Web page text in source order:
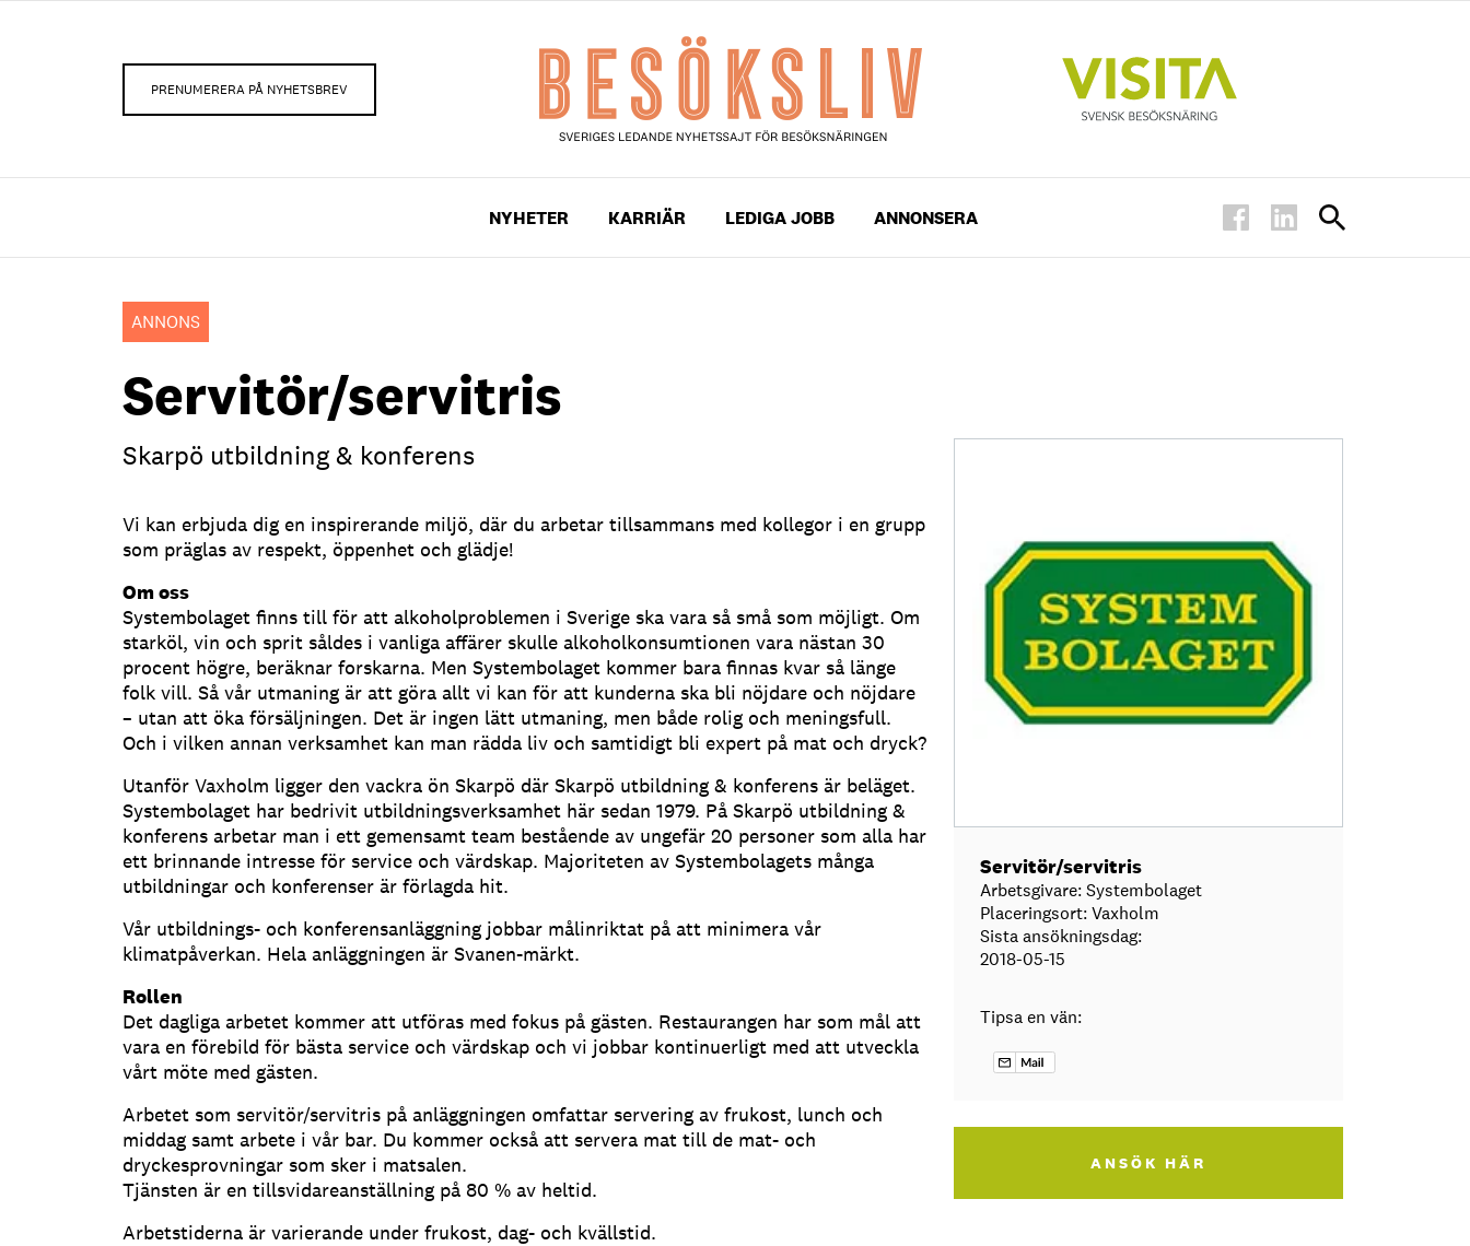
PRENUMERERA PÅ NYHETSBREV
NYHETER KARRIÄR LEDIGA JOBB ANNONSERA
ANNONS
Servitör/servitris
Skarpö utbildning & konferens
Vi kan erbjuda dig en inspirerande miljö, där du arbetar tillsammans med kollegor i en grupp
som präglas av respekt, öppenhet och glädje!
Om oss
Systembolaget finns till för att alkoholproblemen i Sverige ska vara så små som möjligt. Om
starköl, vin och sprit såldes i vanliga affärer skulle alkoholkonsumtionen vara nästan 30
procent högre, beräknar forskarna. Men Systembolaget kommer bara finnas kvar så länge
folk vill. Så vår utmaning är att göra allt vi kan för att kunderna ska bli nöjdare och nöjdare
– utan att öka försäljningen. Det är ingen lätt utmaning, men både rolig och meningsfull.
Och i vilken annan verksamhet kan man rädda liv och samtidigt bli expert på mat och dryck?
Utanför Vaxholm ligger den vackra ön Skarpö där Skarpö utbildning & konferens är beläget.
Systembolaget har bedrivit utbildningsverksamhet här sedan 1979. På Skarpö utbildning &
konferens arbetar man i ett gemensamt team bestående av ungefär 20 personer som alla har
ett brinnande intresse för service och värdskap. Majoriteten av Systembolagets många
utbildningar och konferenser är förlagda hit.
Vår utbildnings- och konferensanläggning jobbar målinriktat på att minimera vår
klimatpåverkan. Hela anläggningen är Svanen-märkt.
Rollen
Det dagliga arbetet kommer att utföras med fokus på gästen. Restaurangen har som mål att
vara en förebild för bästa service och värdskap och vi jobbar kontinuerligt med att utveckla
vårt möte med gästen.
Arbetet som servitör/servitris på anläggningen omfattar servering av frukost, lunch och
middag samt arbete i vår bar. Du kommer också att servera mat till de mat- och
dryckesprovningar som sker i matsalen.
Tjänsten är en tillsvidareanställning på 80 % av heltid.
Arbetstiderna är varierande under frukost, dag- och kvällstid.
Servitör/servitris
Arbetsgivare: Systembolaget
Placeringsort: Vaxholm
Sista ansökningsdag:
2018-05-15
Tipsa en vän:
ANSÖK HÄR